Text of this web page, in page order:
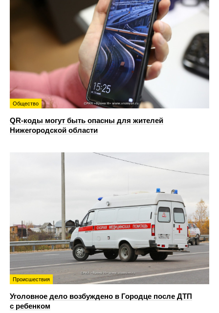
Общество
QR-коды могут быть опасны для жителей
Нижегородской области
Происшествия
Уголовное дело возбуждено в Городце после ДТП
с ребенком